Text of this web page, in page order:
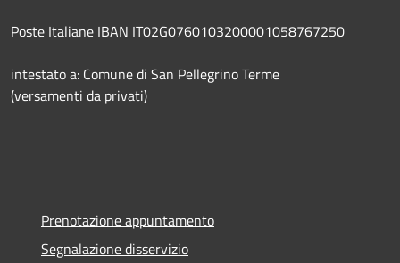
Poste Italiane IBAN IT02G0760103200001058767250
intestato a: Comune di San Pellegrino Terme
(versamenti da privati)
Prenotazione appuntamento
Segnalazione disservizio